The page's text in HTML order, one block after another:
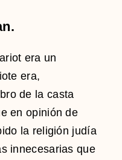
era un
era,
de la casta
en opinión de
la religión judía
innecesarias que